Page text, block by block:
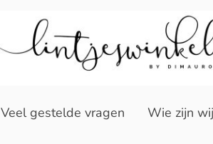
Veel gestelde vragen Wie zijn